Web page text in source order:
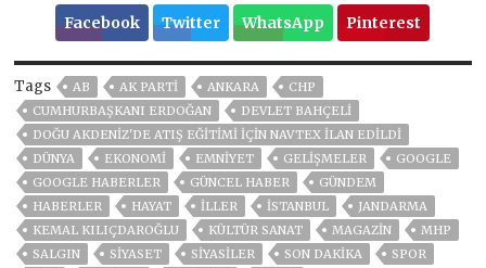
Facebook Twitter WhatsApp Pinterest
Tags AB AK PARTİ ANKARA
CHP
CUMHURBAŞKANI ERDOĞAN
DEVLET BAHÇELİ
DOĞU AKDENIZ'DE ATIŞ EĞITIMI IÇIN NAVTEX ILAN EDILDI
DÜNYA
EKONOMİ EMNİYET GELIŞMELER
GOOGLE
GOOGLE HABERLER
GÜNCEL HABER
GÜNDEM
HABERLER
HAYAT İLLER ISTANBUL
JANDARMA
KEMAL KILIÇDAROĞLU
KÜLTÜR SANAT MAGAZİN
MHP
SALGIN
SİYASET SİYASİLER SON DAKIKA
SPOR